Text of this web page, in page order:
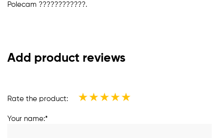
Polecam ????????????.
Add product reviews
Rate the product: ★★★★★
Your name:*